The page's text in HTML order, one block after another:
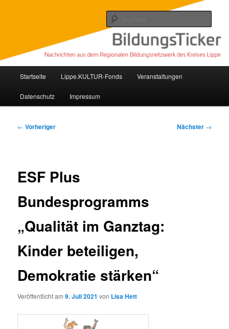
Lippe Bildungsticker
Nachrichten aus dem regionalen Bildungsnetzwerk des Kreises Lippe
Startseite Lippe.KULTUR-Fonds Veranstaltungen
Datenschutz Impressum
Beitragsnavigation
← Vorheriger Nächster →
ESF Plus
Bundesprogramms
„Qualität im Ganztag:
Kinder beteiligen,
Demokratie stärken“
Veröffentlicht am9. Juli 2021 von Lisa Hett